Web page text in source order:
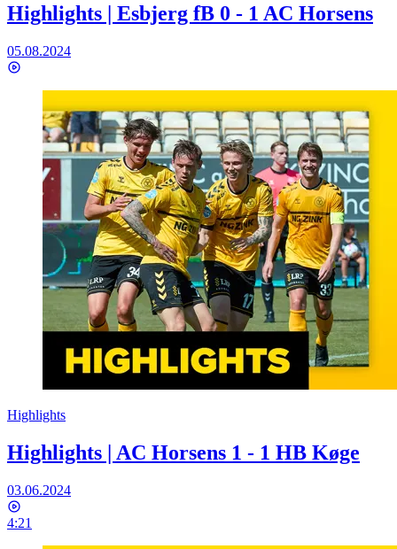
Highlights | Esbjerg fB 0 - 1 AC Horsens
05.08.2024
Highlights
Highlights | AC Horsens 1 - 1 HB Køge
03.06.2024
4:21